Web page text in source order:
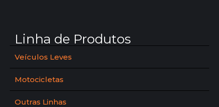
Linha de Produtos
Veículos Leves
Motocicletas
Outras Linhas